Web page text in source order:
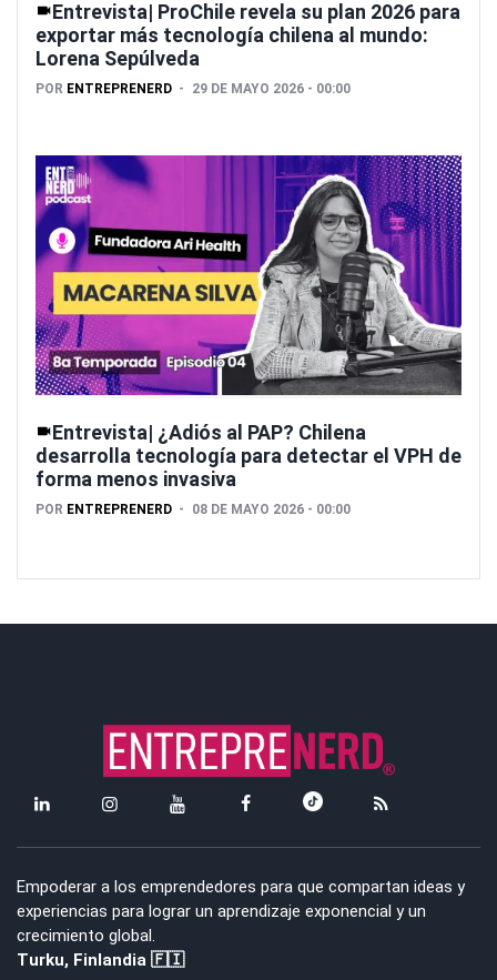
Entrevista| ProChile revela su plan 2026 para
exportar más tecnología chilena al mundo:
Lorena Sepúlveda
POR ENTREPRENERD 29 DE MAYO 2026 - 00:00
Entrevista| ¿Adiós al PAP? Chilena
desarrolla tecnología para detectar el VPH de
forma menos invasiva
POR ENTREPRENERD 08 DE MAYO 2026 - 00:00
Empoderar a los emprendedores para que compartan ideas y
experiencias para lograr un aprendizaje exponencial y un
crecimiento global.
Turku, Finlandia 🇫🇮